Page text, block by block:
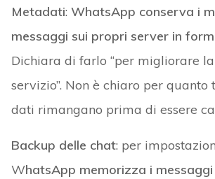
Metadati: WhatsApp conserva i
messaggi sui propri server in
Dichiara di farlo “per migliorare
servizio”. Non è chiaro per quanto
dati rimangano prima di essere
Backup delle chat: per
WhatsApp memorizza i